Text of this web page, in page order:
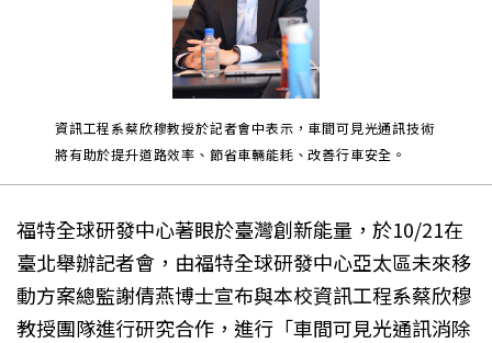
資訊工程系蔡欣穆教授於記者會中表示，車間可見光通訊技術
將有助於提升道路效率、節省車輛能耗、改善行車安全。
福特全球研發中心著眼於臺灣創新能量，於10/21在
臺北舉辦記者會，由福特全球研發中心亞太區未來移
動方案總監謝倩燕博士宣布與本校資訊工程系蔡欣穆
教授團隊進行研究合作，進行「車間可見光通訊消除